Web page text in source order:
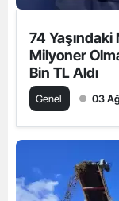
74
Milyoner
Bin TL Aldı
Genel 03